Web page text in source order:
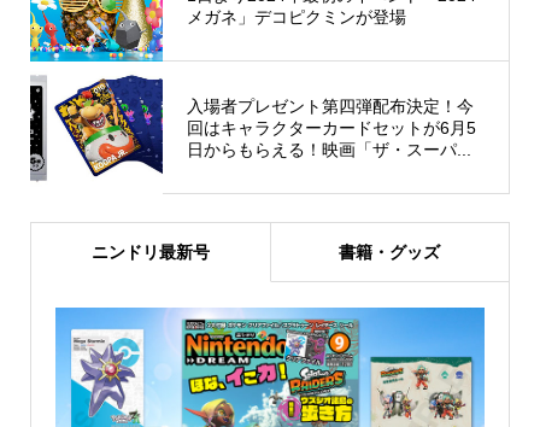
メガネ」デコピクミンが登場
入場者プレゼント第四弾配布決定！今
回はキャラクターカードセットが6月5
日からもらえる！映画「ザ・スーパ...
ニンドリ最新号 書籍・グッズ